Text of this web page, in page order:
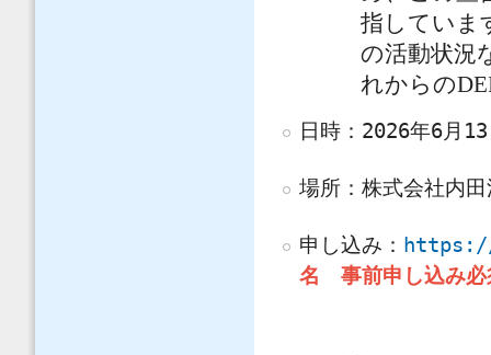
指していま
の活動状況
れからの
日時：2026年6月
場所：株式会社内
申し込み： https://
名 事前申し込み必